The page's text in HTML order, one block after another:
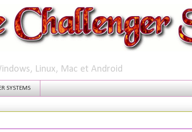
Linux, Mac et Android
SYSTEMS